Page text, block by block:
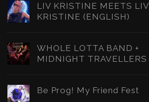
LIV KRISTINE MEETS LIV
KRISTINE (ENGLISH)
WHOLE LOTTA BAND +
MIDNIGHT TRAVELLERS
Be Prog! My Friend Fest